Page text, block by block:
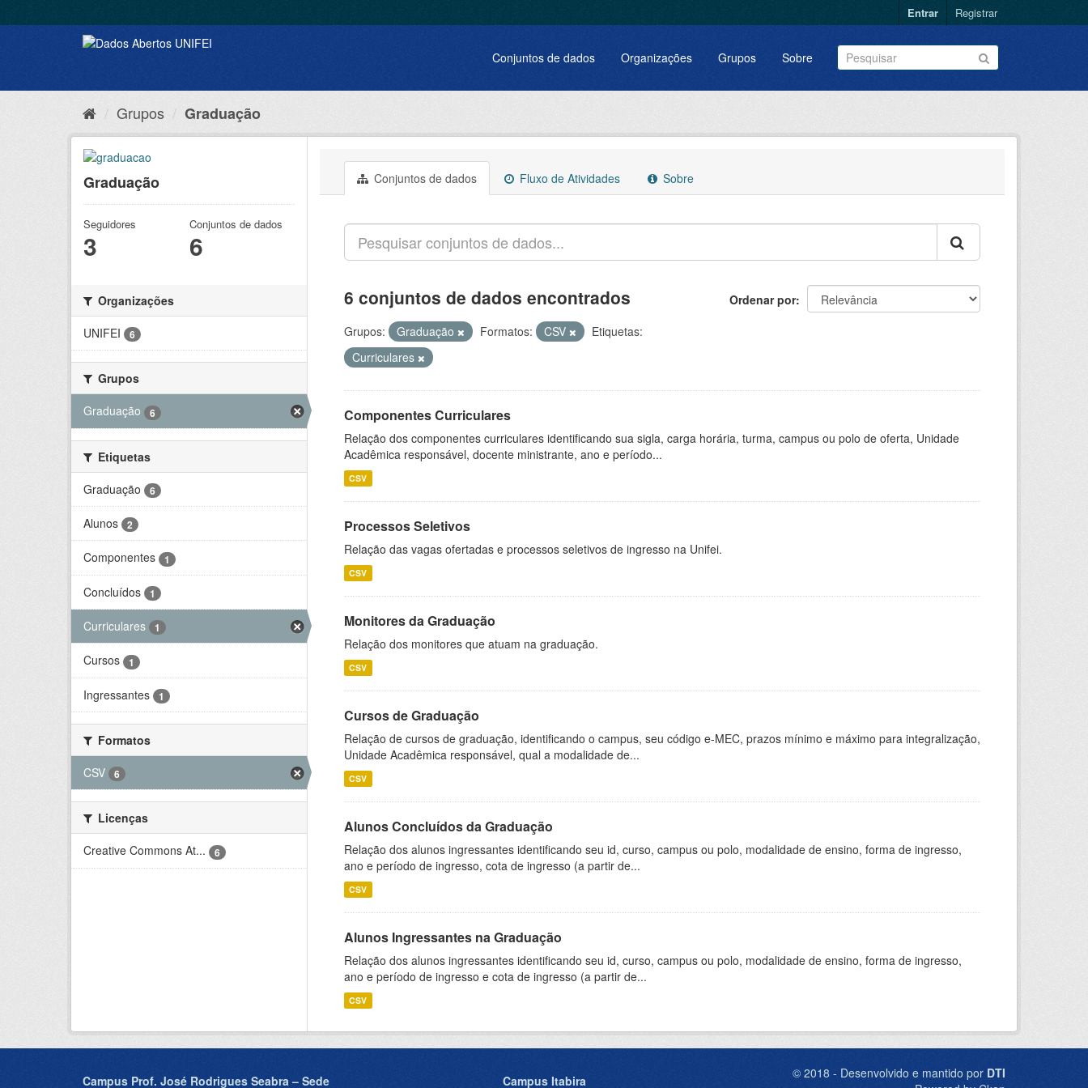
Entrar Registrar
Conjuntos de dados Organizações Grupos Sobre
Grupos Graduação
Graduação
Seguidores
3
Conjuntos de dados
6
Organizações
UNIFEI
6
Grupos
Graduação
6
Etiquetas
Graduação
6
Alunos 2
Componentes 1
Concluídos 1
Curriculares 1
Cursos 1
Ingressantes 1
Formatos
CSV
6
Licenças
Creative Commons At...
6
Conjuntos de dados Fluxo de Atividades Sobre
Ordenar por
6 conjuntos de dados encontrados
Grupos: Graduação Formatos: CSV
Etiquetas:
Curriculares
Componentes Curriculares
Relação dos componentes curriculares identificando sua sigla, carga horária, turma, campus ou polo de oferta, Unidade
Acadêmica responsável, docente ministrante, ano e período...
CSV
Processos Seletivos
Relação das vagas ofertadas e processos seletivos de ingresso na Unifei.
CSV
Monitores da Graduação
Relação dos monitores que atuam na graduação.
CSV
Cursos de Graduação
Relação de cursos de graduação, identificando o campus, seu código e-MEC, prazos mínimo e máximo para integralização,
Unidade Acadêmica responsável, qual a modalidade de...
CSV
Alunos Concluídos da Graduação
Relação dos alunos ingressantes identificando seu id, curso, campus ou polo, modalidade de ensino, forma de ingresso,
ano e período de ingresso, cota de ingresso (a partir de...
CSV
Alunos Ingressantes na Graduação
Relação dos alunos ingressantes identificando seu id, curso, campus ou polo, modalidade de ensino, forma de ingresso,
ano e período de ingresso e cota de ingresso (a partir de...
CSV
Campus Prof. José Rodrigues Seabra – Sede Campus Itabira © 2018 - Desenvolvido e mantido por DTI